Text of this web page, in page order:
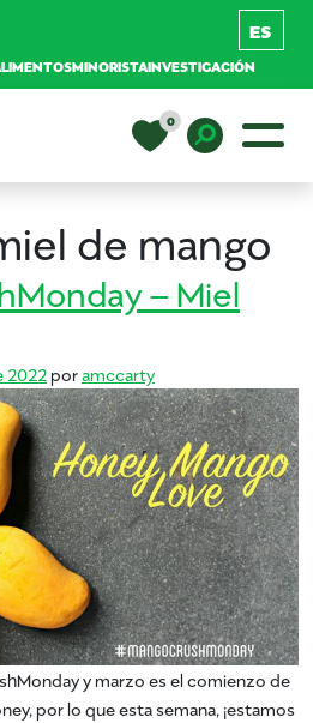
MINORISTAINVESTIGACIÓN
0
de mango
– Miel
2022poramccarty
y marzo es el comienzo de
por lo que esta semana, ¡estamos